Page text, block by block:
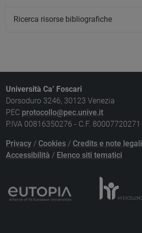
Ricerca risorse bibliografiche
Università Ca’ Foscari
Dorsoduro 3246, 30123 Venezia
PEC protocollo@pec.unive.it
P.IVA 00816350276 - C.F. 80007720271
Privacy / Cookies / Credits e note legali
Accessibilità / Elenco siti tematici